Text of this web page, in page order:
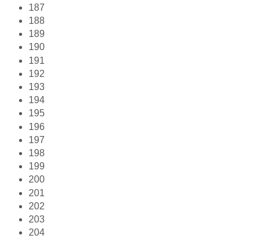
187
188
189
190
191
192
193
194
195
196
197
198
199
200
201
202
203
204